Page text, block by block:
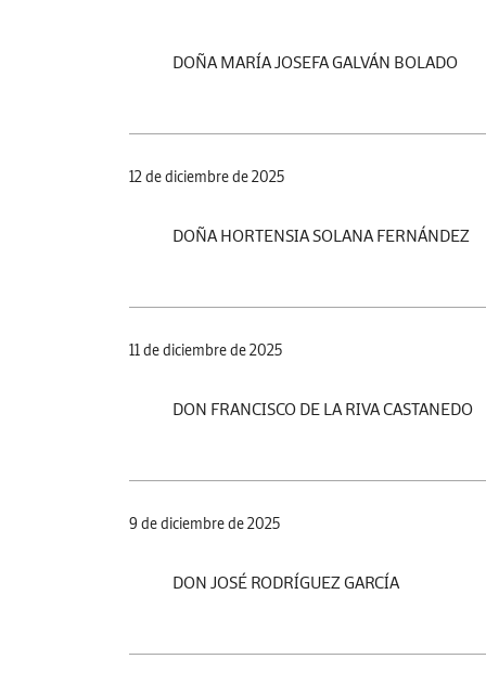
DOÑA MARÍA JOSEFA GALVÁN BOLADO
12 de diciembre de 2025
DOÑA HORTENSIA SOLANA FERNÁNDEZ
11 de diciembre de 2025
DON FRANCISCO DE LA RIVA CASTANEDO
9 de diciembre de 2025
DON JOSÉ RODRÍGUEZ GARCÍA